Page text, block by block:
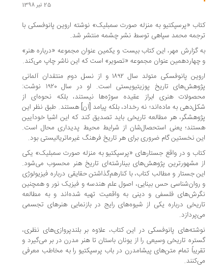
25 تیر 1398
کتاب «پرسپکتیو به منزله صورت سمبلیک» نوشته اروین پانوفسکی با
ترجمه محمد سپاهی توسط نشر چشمه منتشر شد.
به گزارش مهر، این کتاب بیست و یکمین عنوان مجموعه «درباره هنر»
و چهاردهمین عنوان مجموعه «تصویر» است که این ناشر چاپ می‌کند.
اروین پانوفسکی متولد سال ۱۸۹۲ و از نسل دوم منتقدان آلمانی
پژوهش‌های تاریخ پوزیتیویستی است. او در سال ۱۹۲۰ نوشت:
محصولات هنری ابراز عقیده سوژه‌ها نیستند، بلکه نحوه‌ای از
شکل‌دهی به ماده‌اند؛ نه رخداد، بلکه پیامد [آن] هستند. طبق نظر این
پژوهشگر، هر مطالعه تاریخی باید تصدیق کند که این اشیا خودآیین
هستند؛ یعنی استحصال‌شان از شرایط محیط پدیداری محال است.
این نخستین گام ضروری برای هر تاریخ فرهنگ غیرماتریالیستی بود.
کتاب و در واقع جستارهای «پرسپکتیو به منزله صورت سمبلیک» یکی
از مشهورترین پژوهش‌های بینارشته‌ای تاریخ هنر محسوب می‌شود.
این جستار و مطالب کتاب، با کنارهم‌گذاشتن حقایقی درباره فیزیولوژی
و روان‌شناسی حس بینایی، اصول علم هندسه و فیزیک نور و همچنین
نگرش‌های فلسفی و دینی به واقعیت تهیه شده‌اند و به مطالعه
تاریخی درباره یکی از شیوه‌های رایج در بازنمایی هنرهای تجسمی
می‌پردازد.
نوشته‌های پانوفسکی در این کتاب، علاوه بر بلندپروازی‌های نظری،
گستره تاریخی وسیعی را از یونان باستان تا هنر مدرن در بر می‌گیرد و
تقریباً تمام متن‌های پیشامدرن در باب پرسپکتیو را به مخاطب معرفی
می‌کنند.